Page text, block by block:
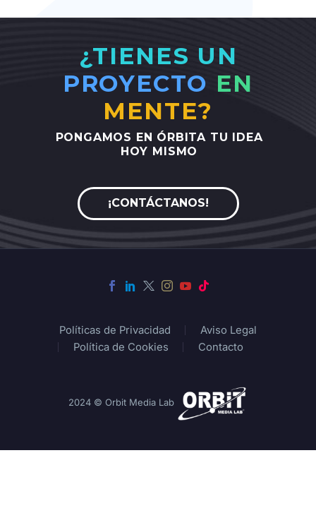
¿TIENES UN
PROYECTO EN
MENTE?
PONGAMOS EN ÓRBITA TU
IDEA
HOY MISMO
¡CONTÁCTANOS!
Políticas de Privacidad
Aviso Legal
Política de Cookies
Contacto
2024 © Orbit Media Lab